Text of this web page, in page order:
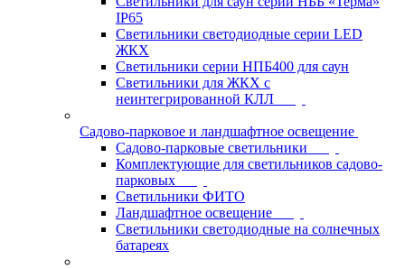
IP65
Светильники светодиодные серии LED
ЖКХ
Светильники серии НПБ400 для саун
Светильники для ЖКХ с
неинтегрированной КЛЛ
Садово-парковое и ландшафтное освещение
Садово-парковые светильники
Комплектующие для светильников садово-
парковых
Светильники ФИТО
Ландшафтное освещение
Светильники светодиодные на солнечных
батареях